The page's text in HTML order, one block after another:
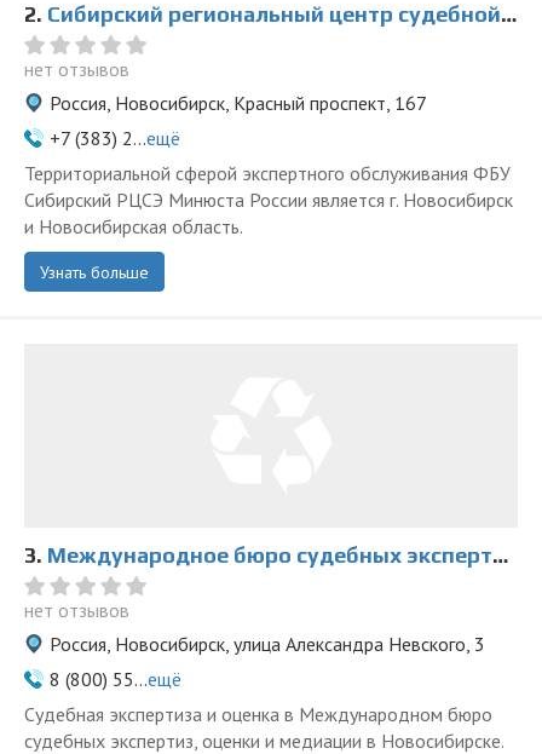
2. Сибирский региональный центр судебной экспертизы Минюста России
нет отзывов
Россия, Новосибирск, Красный проспект, 167
+7 (383) 2...ещё
Территориальной сферой экспертного обслуживания ФБУ
Сибирский РЦСЭ Минюста России является г. Новосибирск
и Новосибирская область.
Узнать больше
3. Международное бюро судебных экспертиз, оценки и медиации на Александра Невского
нет отзывов
Россия, Новосибирск, улица Александра Невского, 3
8 (800) 55...ещё
Судебная экспертиза и оценка в Международном бюро
судебных экспертиз, оценки и медиации в Новосибирске.